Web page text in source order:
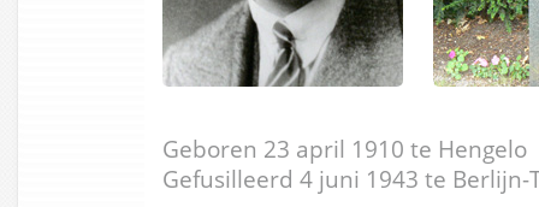
Geboren 23 april 1910 te Hengelo
Gefusilleerd 4 juni 1943 te Berlijn-